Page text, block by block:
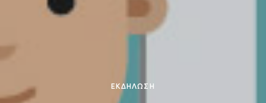
ΕΚΔΗΛΩΣΗ